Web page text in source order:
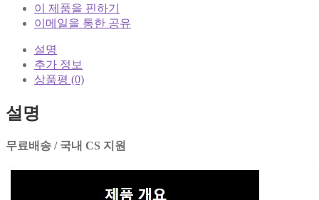
이 제품을 핀하기
이메일을 통한 공유
설명
추가 정보
상품평 (0)
설명
무료배송 / 국내 CS 지원